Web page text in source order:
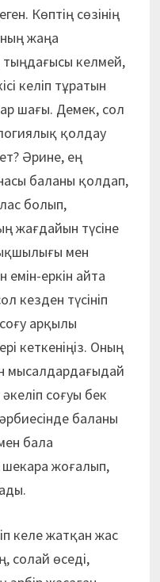
Көптің сөзінің
жаңа
тыңдағысы келмей,
келіп тұратын
шағы. Демек, сол
қолдау
Әрине, ең
баланы қолдап,
болып,
жағдайын түсіне
мен
емін-еркін айта
кезден түсініп
арқылы
кеткеніңіз. Оның
мысалдардағыдай
соғуы бек
баланы
бала
шекара жоғалып,
келе жатқан жас
солай өседі,